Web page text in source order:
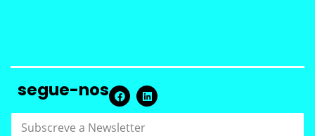
segue-nos
aS